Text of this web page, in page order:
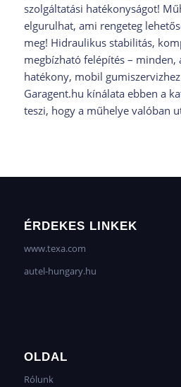
szolgáltatási hatékonyságot!
elgurulhat, ami rengeteg
meg! Hidraulikus stabilitás,
megbízható felépítés – minden,
hatékony, mobil gumiszervizhez
Garagent.hu kínálata ebben a
teszi, hogy a műhelye valóban
ÉRDEKES LINKEK
www.texa.com
autel-hungary.hu
OLDAL
Rólunk